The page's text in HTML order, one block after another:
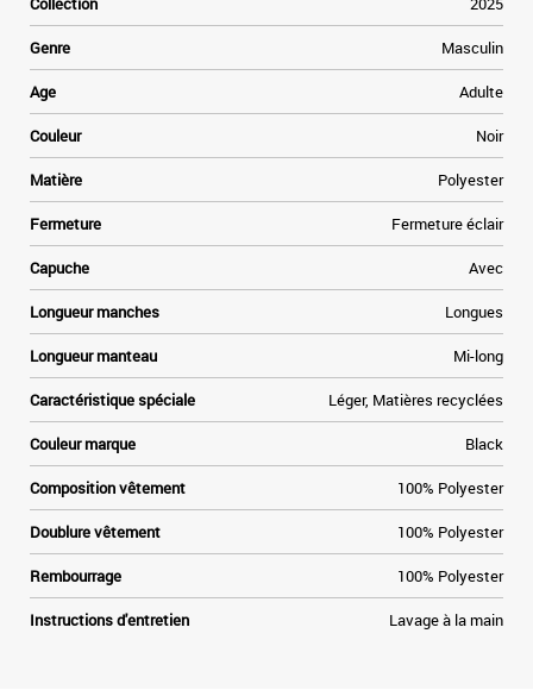
Genre Masculin
Age Adulte
Couleur Noir
Matière Polyester
Fermeture Fermeture éclair
Capuche Avec
Longueur manches Longues
Longueur manteau Mi-long
Caractéristique spéciale Léger, Matières recyclées
Couleur marque Black
Composition vêtement 100% Polyester
Doublure vêtement 100% Polyester
Rembourrage 100% Polyester
Instructions d'entretien Lavage à la main